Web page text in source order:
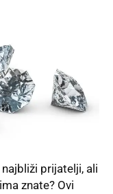
prijatelji, ali
znate? Ovi